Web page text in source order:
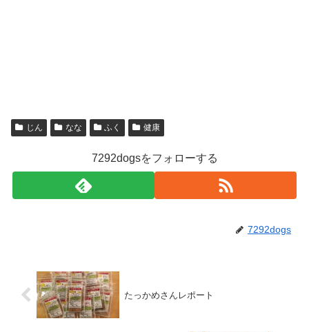
じん なな ふく 健康
7292dogsをフォローする
7292dogs
たっかめさんレポート